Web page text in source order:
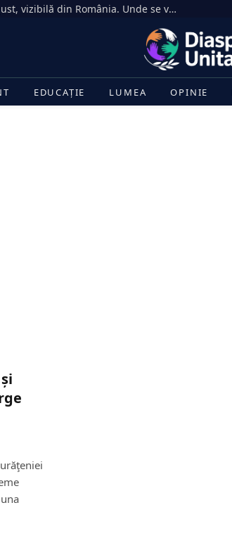
Eclipsa de Soare din 12 august, vizibilă din România. Unde se vede cel mai bine și la ce oră începe
EDUCAȚIE LUMEA OPINIE